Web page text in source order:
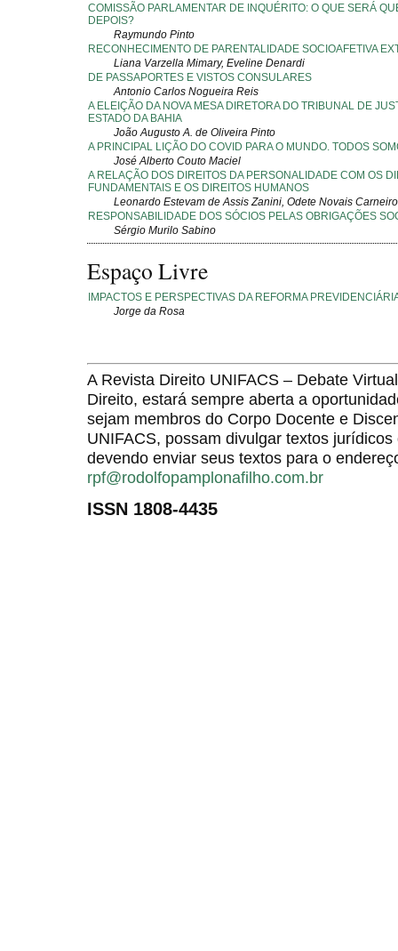
COMISSÃO PARLAMENTAR DE INQUÉRITO: O QUE SERÁ
DEPOIS?
Raymundo Pinto
RECONHECIMENTO DE PARENTALIDADE SOCIOAFETIVA
Liana Varzella Mimary, Eveline Denardi
DE PASSAPORTES E VISTOS CONSULARES
Antonio Carlos Nogueira Reis
A ELEIÇÃO DA NOVA MESA DIRETORA DO TRIBUNAL DE
ESTADO DA BAHIA
João Augusto A. de Oliveira Pinto
A PRINCIPAL LIÇÃO DO COVID PARA O MUNDO. TODOS
José Alberto Couto Maciel
A RELAÇÃO DOS DIREITOS DA PERSONALIDADE COM OS
FUNDAMENTAIS E OS DIREITOS HUMANOS
Leonardo Estevam de Assis Zanini, Odete Novais
RESPONSABILIDADE DOS SÓCIOS PELAS OBRIGAÇÕES
Sérgio Murilo Sabino
Espaço Livre
IMPACTOS E PERSPECTIVAS DA REFORMA
Jorge da Rosa
A Revista Direito UNIFACS – Debate
Direito, estará sempre aberta a
sejam membros do Corpo Docente e
UNIFACS, possam divulgar textos
devendo enviar seus textos para o
rpf@rodolfopamplonafilho.com.br
ISSN 1808-4435